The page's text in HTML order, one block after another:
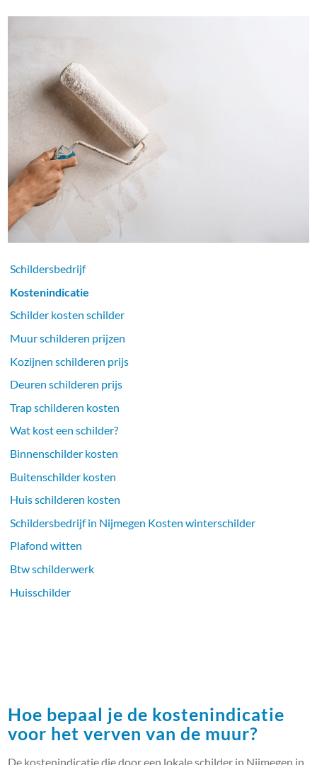
Schildersbedrijf
Kostenindicatie
Schilder kosten schilder
Muur schilderen prijzen
Kozijnen schilderen prijs
Deuren schilderen prijs
Trap schilderen kosten
Wat kost een schilder?
Binnenschilder kosten
Buitenschilder kosten
Huis schilderen kosten
Schildersbedrijf in Nijmegen Kosten winterschilder
Plafond witten
Btw schilderwerk
Huisschilder
Hoe bepaal je de kostenindicatie
voor het verven van de muur?
De kostenindicatie die door een lokale schilder in Nijmegen in